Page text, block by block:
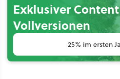
Exklusiver
Vollversionen
25% im ersten